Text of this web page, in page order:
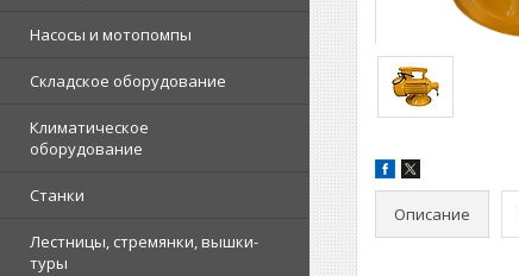
Насосы и мотопомпы
Складское оборудование
Климатическое
оборудование
Станки
Лестницы, стремянки, вышки-
туры
Описание